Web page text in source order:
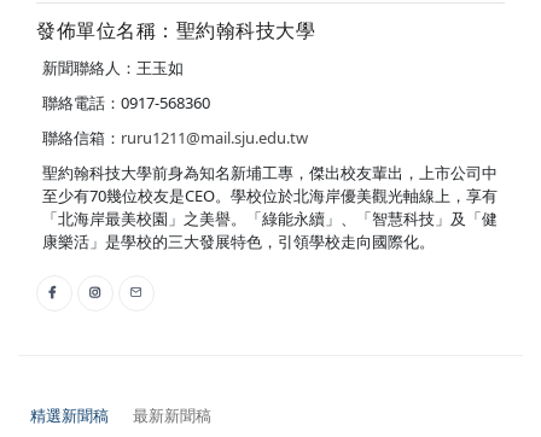
發佈單位名稱：聖約翰科技大學
新聞聯絡人：王玉如
聯絡電話：0917-568360
聯絡信箱： ruru1211@mail.sju.edu.tw
聖約翰科技大學前身為知名新埔工專，傑出校友輩出，上市公司中
至少有70幾位校友是CEO。學校位於北海岸優美觀光軸線上，享有
「北海岸最美校園」之美譽。「綠能永續」、「智慧科技」及「健
康樂活」是學校的三大發展特色，引領學校走向國際化。
精選新聞稿 最新新聞稿